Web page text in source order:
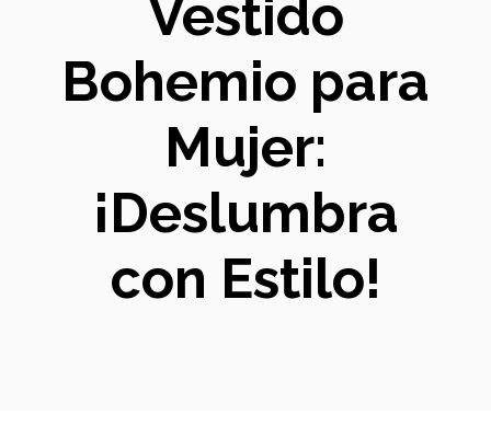
Vestido
Bohemio para
Mujer:
¡Deslumbra
con Estilo!